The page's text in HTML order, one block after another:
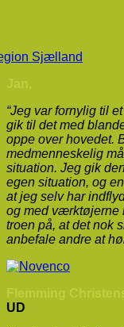
“Jeg var fornylig til
gik til det med
oppe over hovedet.
medmenneskelig
situation. Jeg gik
egen situation, og
at jeg selv har
og med værktøjerne
troen på, at det nok
anbefale andre at
UD